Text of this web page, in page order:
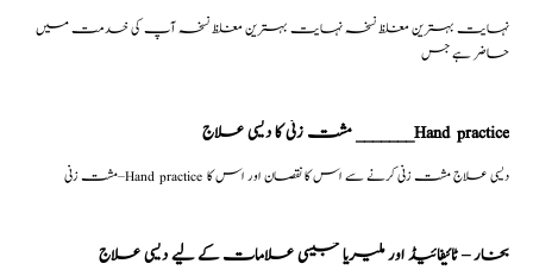
نہایت بہترین مغلظ نسخہ نہایت بہترین مغلظ نسخہ آپ کی خدمت میں
حاضر ہے جس
مشت زنی کا دیسی علاج _______Hand practice
مشت زنی–Hand practice دیسی علاج مشت زنی کرنے سے اس کا نقصان اور اس کا
بخار – ٹائیفائیڈ اور ملیریا جیسی علامات کے لیے دیسی علاج